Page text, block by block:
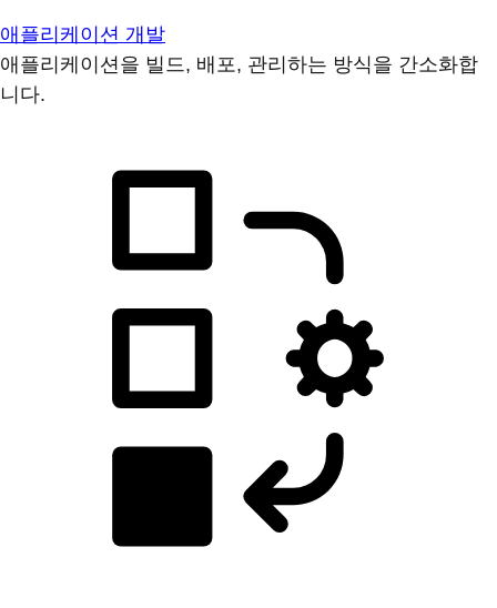
애플리케이션 개발
애플리케이션을 빌드, 배포, 관리하는 방식을 간소화합
니다.